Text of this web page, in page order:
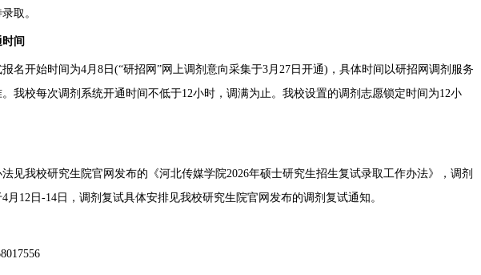
取。
间
名开始时间为4月8日(“研招网”网上调剂意向采集于3月27日开通)，具体时间以研招网调剂服务
我校每次调剂系统开通时间不低于12小时，调满为止。我校设置的调剂志愿锁定时间为12小
见我校研究生院官网发布的《河北传媒学院2026年硕士研究生招生复试录取工作办法》，调剂
月12日-14日，调剂复试具体安排见我校研究生院官网发布的调剂复试通知。